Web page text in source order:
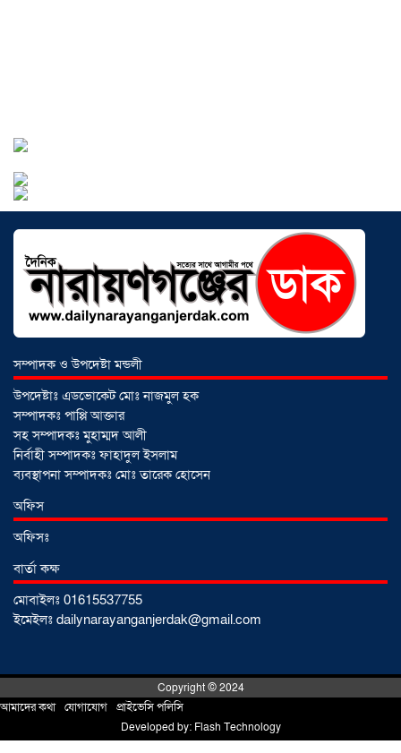
সোনারগাঁয়ে ৬৮ পিস ইয়াবাসহ নারী মাদক
ব্যবসায়ী গ্রেফতার ০৩ আগস্ট ২০২৬
সোনারগাঁয়ে পরিত্যক্ত উন্নয়ন প্রকল্প:
০২ আগস্ট ২০২৬
নারায়ণগঞ্জে জাতীয় যুব শক্তির নতুন কমিটি,
নেতৃত্বে বাঁধন-ইমন
আগস্ট ২০২৬
সম্পাদক ও উপদেষ্টা মন্ডলী
উপদেষ্টাঃ এডভোকেট মোঃ নাজমুল হক
সম্পাদকঃ পাপ্পি আক্তার
সহ সম্পাদকঃ মুহাম্মদ আলী
নির্বাহী সম্পাদকঃ ফাহাদুল ইসলাম
ব্যবস্থাপনা সম্পাদকঃ মোঃ তারেক হোসেন
অফিস
অফিসঃ
বার্তা কক্ষ
মোবাইলঃ 01615537755
ইমেইলঃ dailynarayanganjerdak@gmail.com
Copyright © 2024
আমাদের কথা যোগাযোগ প্রাইভেসি পলিসি
Developed by: Flash Technology